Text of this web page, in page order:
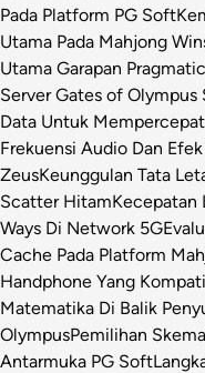
Pada Platform PG Soft
Utama Pada Mahjong
Utama Garapan
Server Gates of Olympus
Data Untuk
Frekuensi Audio Dan
ZeusKeunggulan Tata
Scatter HitamKecepatan
Ways Di Network 5G
Cache Pada Platform
Handphone Yang
Matematika Di Balik
OlympusPemilihan
Antarmuka PG Soft